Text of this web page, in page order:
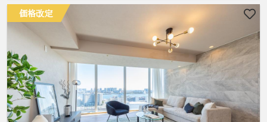
価格改定